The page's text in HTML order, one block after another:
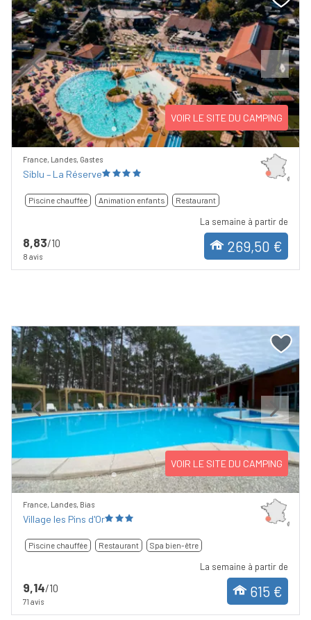
Previous Next
VOIR LE SITE DU CAMPING
France, Landes, Gastes
Siblu – La Réserve
Piscine chauffée Animation enfants Restaurant
8,83/10
8 avis
La semaine à partir de
269,50 €
Previous Next
VOIR LE SITE DU CAMPING
France, Landes, Bias
Village les Pins d'Or
Piscine chauffée Restaurant Spa bien-être
9,14/10
71 avis
La semaine à partir de
615 €